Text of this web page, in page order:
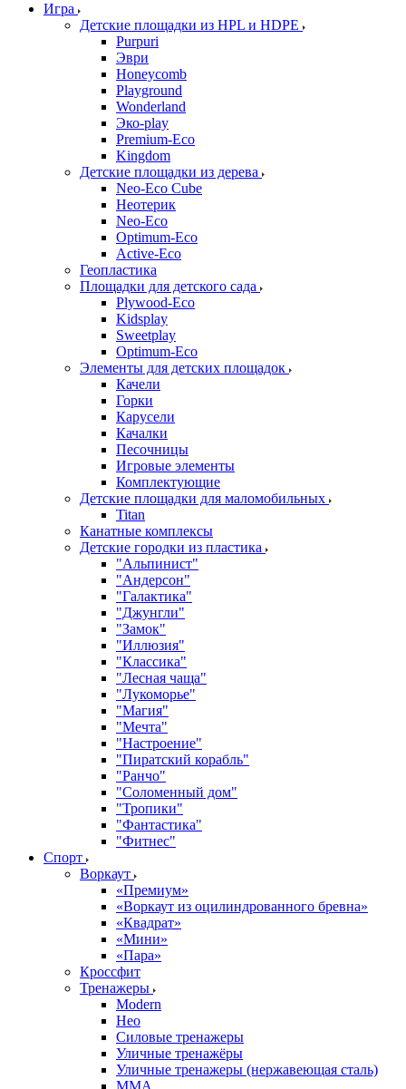
Игра
Детские площадки из HPL и HDPE
Purpuri
Эври
Honeycomb
Playground
Wonderland
Эко-play
Premium-Eco
Kingdom
Детские площадки из дерева
Neo-Eco Cube
Неотерик
Neo-Eco
Оptimum-Еco
Active-Eco
Геопластика
Площадки для детского сада
Plywood-Eco
Kidsplay
Sweetplay
Оptimum-Еco
Элементы для детских площадок
Качели
Горки
Карусели
Качалки
Песочницы
Игровые элементы
Комплектующие
Детские площадки для маломобильных
Titan
Канатные комплексы
Детские городки из пластика
"Альпинист"
"Андерсон"
"Галактика"
"Джунгли"
"Замок"
"Иллюзия"
"Классика"
"Лесная чаща"
"Лукоморье"
"Магия"
"Мечта"
"Настроение"
"Пиратский корабль"
"Ранчо"
"Соломенный дом"
"Тропики"
"Фантастика"
"Фитнес"
Спорт
Воркаут
«Премиум»
«Воркаут из оцилиндрованного бревна»
«Квадрат»
«Мини»
«Пара»
Кроссфит
Тренажеры
Modern
Нео
Силовые тренажеры
Уличные тренажёры
Уличные тренажеры (нержавеющая сталь)
ММА